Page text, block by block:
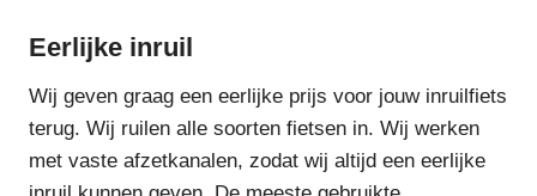
Eerlijke inruil
Wij geven graag een eerlijke prijs voor jouw inruilfiets
terug. Wij ruilen alle soorten fietsen in. Wij werken
met vaste afzetkanalen, zodat wij altijd een eerlijke